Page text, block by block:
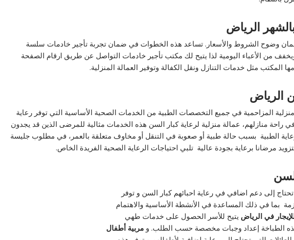
الرياض
وضوح الشروط والأسعار. تساعد هذه الخطوات في ضمان تجربة تأجير خادمات سلسة
من الأعباء اليومية لذا يتيح لك مكتب تأجير خادمات التواصل عن طريق ارقام الصفحة
المكتب مثل خدمات التنازل ونقل الكفالة وتوفير العمالة المنزلية.
الرياض
منزلية المزاحمية في جميع التخصصات الطبية من الخدمات الصحية الأساسية التي توفر رعاية
منازلهم، عمالة منزلية لرعاية كبار السن هذه الخدمات مثالية للمرضى الذين قد يجدون
الطبية بسبب حالة طبية أو صعوبة في التنقل أو مخاوف متعلقة بالعمر، في مطلوب جليسة
مرضانا برعاية بجودة عالية تلبي احتياجات الرعاية الصحية الفريدة الخاص.
إلى دعم اضافي في رعاية احبائهم كبار السن و توفر
بما في ذلك المساعدة في الأنشطة الأساسية والاهتمام
في الرياض يتيح للأسر الحصول على خدمات طهي
الطباخة إعداد وجبات مخصصة حسب الطلب. و مربية أطفال